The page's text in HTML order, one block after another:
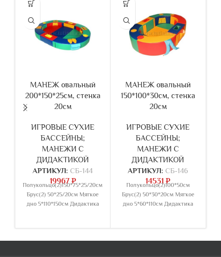
МАНЕЖ овальный
200*150*25см, стенка
20см
ИГРОВЫЕ СУХИЕ
БАССЕЙНЫ;
МАНЕЖИ С
ДИДАКТИКОЙ
АРТИКУЛ: СБ-144
19967₽
Полукольцо(2)150*75*25/20см
Брус(2) 50*25/20см Мягкое
дно 5*110*150см Дидактика
МАНЕЖ овальный
150*100*30см, стенка
20см
ИГРОВЫЕ СУХИЕ
БАССЕЙНЫ;
МАНЕЖИ С
ДИДАКТИКОЙ
АРТИКУЛ: СБ-146
14531₽
Полукольцо(2)100*50см
Брус(2) 50*30*20см Мягкое
дно 5*60*110см Дидактика